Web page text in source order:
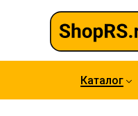
Каталог